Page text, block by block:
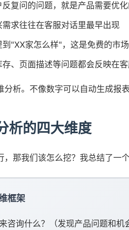
反复问的问题，就是产品需要优
需求往往在客服对话里最早出现
到"XX家怎么样"，这是免费的市
存、页面描述等问题都会反映在
析。不像数字可以自动生成报
析的四大维度
，那我们该怎么挖？我总结了一
框架
咨询什么？（发现产品问题和机